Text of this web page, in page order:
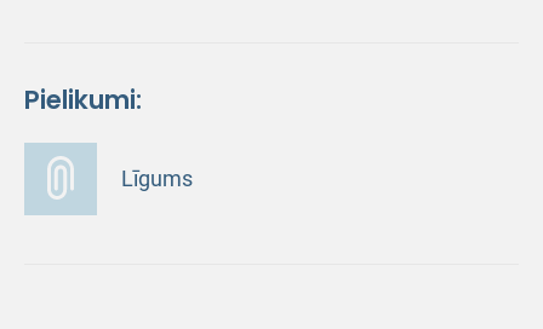
Pielikumi:
Līgums